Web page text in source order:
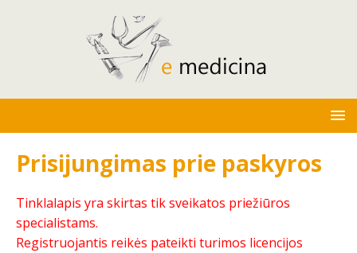
Prisijungimas prie paskyros
Tinklalapis yra skirtas tik sveikatos priežiūros
specialistams.
Registruojantis reikės pateikti turimos licencijos